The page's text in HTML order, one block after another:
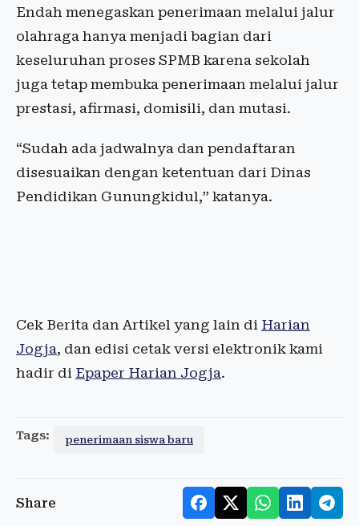
Endah menegaskan penerimaan melalui jalur
olahraga hanya menjadi bagian dari
keseluruhan proses SPMB karena sekolah
juga tetap membuka penerimaan melalui jalur
prestasi, afirmasi, domisili, dan mutasi.
“Sudah ada jadwalnya dan pendaftaran
disesuaikan dengan ketentuan dari Dinas
Pendidikan Gunungkidul,” katanya.
Cek Berita dan Artikel yang lain di Harian
Jogja, dan edisi cetak versi elektronik kami
hadir di Epaper Harian Jogja.
Tags: penerimaan siswa baru
Share